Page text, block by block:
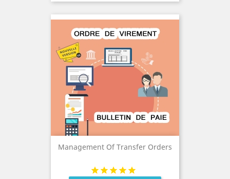
Management Of Transfer Orders